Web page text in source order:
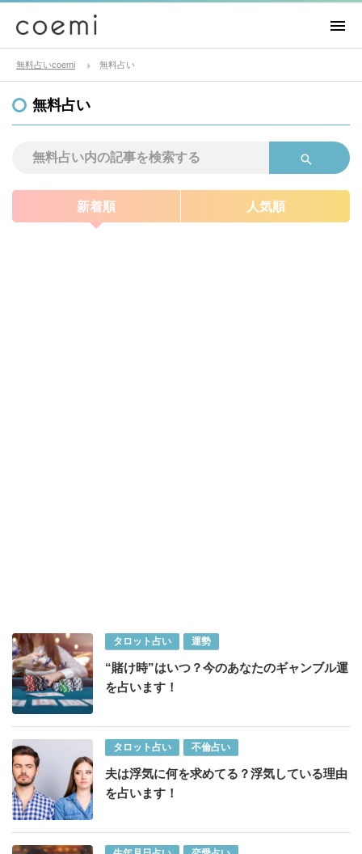
無料占いcoemi 無料占い
無料占い
新着順 人気順
タロット占い 運勢
“賭け時”はいつ？今のあなたのギャンブル運
を占います！
タロット占い 不倫占い
夫は浮気に何を求めてる？浮気している理由
を占います！